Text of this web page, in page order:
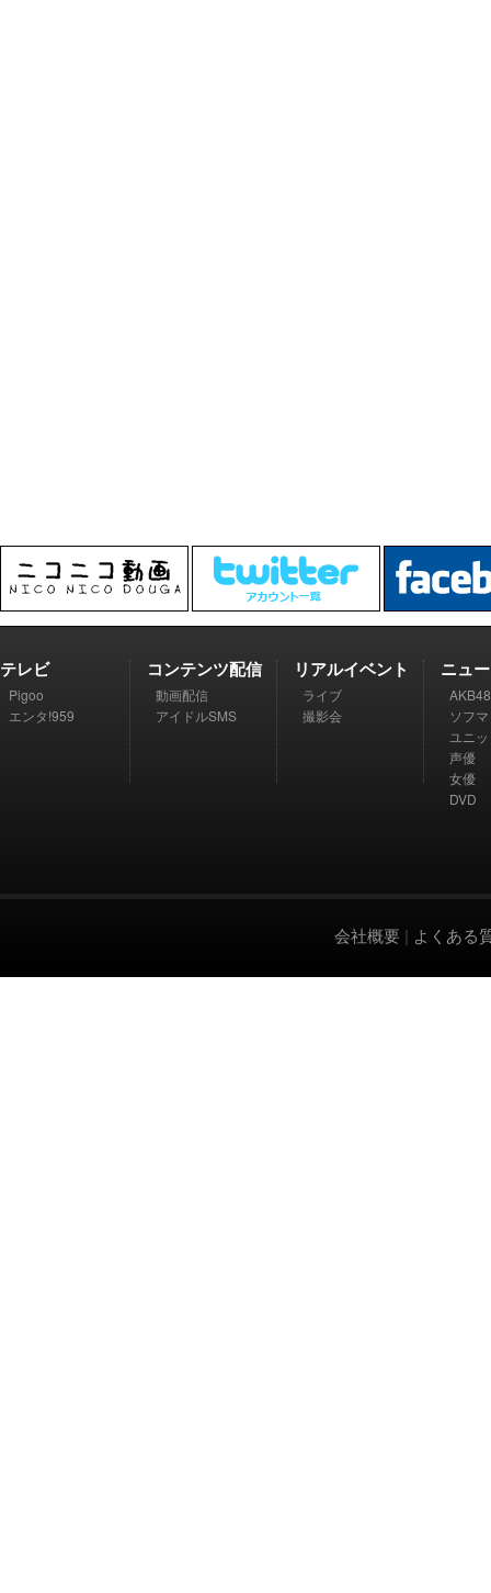
テレビ
Pigoo
エンタ!959
コンテンツ配信
動画配信
アイドルSMS
リアルイベント
ライブ
撮影会
ニュ
AKB48
ソフ
ユニ
声優
女優
DVD
会社概要 | よくある